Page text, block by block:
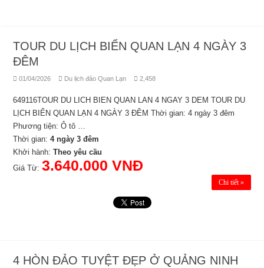
TOUR DU LỊCH BIỂN QUAN LẠN 4 NGÀY 3
ĐÊM
01/04/2026 Du lịch đảo Quan Lạn 2,458
649116TOUR DU LICH BIEN QUAN LAN 4 NGAY 3 DEM TOUR DU
LỊCH BIỂN QUAN LẠN 4 NGÀY 3 ĐÊM Thời gian: 4 ngày 3 đêm
Phương tiện: Ô tô …
Thời gian:4 ngày 3 đêm
Khởi hành:Theo yêu cầu
Giá Từ:3.640.000 VNĐ
Chi tiết »
4 HÒN ĐẢO TUYỆT ĐẸP Ở QUẢNG NINH